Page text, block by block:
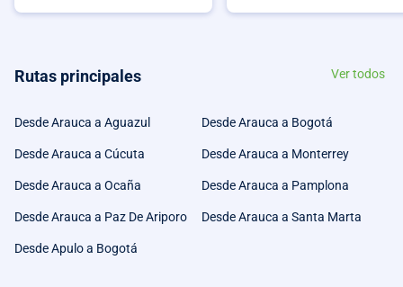
Rutas principales Ver todos
Desde Arauca a Aguazul Desde Arauca a Bogotá
Desde Arauca a Cúcuta Desde Arauca a Monterrey
Desde Arauca a Ocaña Desde Arauca a Pamplona
Desde Arauca a Paz De Ariporo Desde Arauca a Santa Marta
Desde Apulo a Bogotá